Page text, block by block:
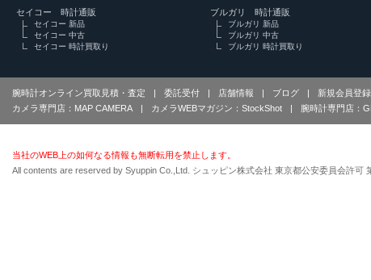
セイコー 時計通販
セイコー 新品
セイコー 中古
セイコー 時計買取り
ブルガリ 時計通販
ブルガリ 新品
ブルガリ 中古
ブルガリ 時計買取り
腕時計オンライン買取見積・査定 委託受付 店舗情報 ブログ 新規会員登録
カメラ専門店：MAP CAMERA
カメラWEBマガジン：StockShot 腕時計専門店：
当社のWEB上の如何なる情報も無断転用を禁止します。
All contents are reserved by Syuppin Co.,Ltd. シュッピン株式会社 東京都公安委員会許可